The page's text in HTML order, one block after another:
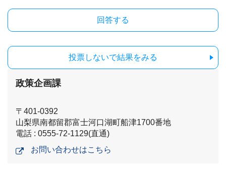
投票しないで結果をみる
政策企画課
〒401-0392
山梨県南都留郡富士河口湖町船津1700番地
電話 : 0555-72-1129(直通)
お問い合わせはこちら